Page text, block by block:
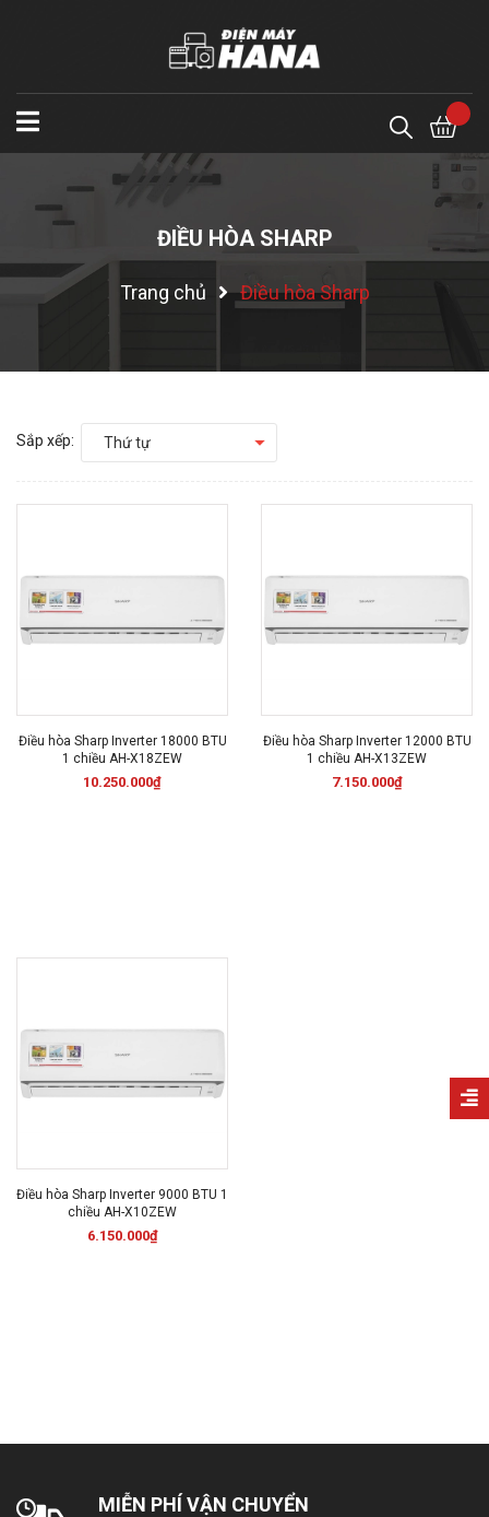
ĐIỀU HÒA SHARP
Trang chủ Điều hòa Sharp
Sắp xếp: Thứ tự
Điều hòa Sharp Inverter 18000 BTU
1 chiều AH-X18ZEW
10.250.000₫
Điều hòa Sharp Inverter 12000 BTU
1 chiều AH-X13ZEW
7.150.000₫
Điều hòa Sharp Inverter 9000 BTU 1
chiều AH-X10ZEW
6.150.000₫
MIỄN PHÍ VẬN CHUYỂN